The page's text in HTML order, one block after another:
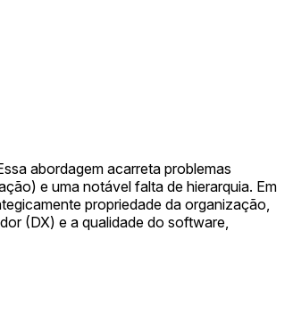
abordagem acarreta problemas
e uma notável falta de hierarquia. Em
propriedade da organização,
(DX) e a qualidade do software,